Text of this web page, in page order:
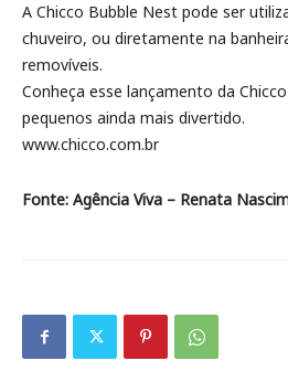
A Chicco Bubble Nest pode ser
chuveiro, ou diretamente na
removíveis.
Conheça esse lançamento da
pequenos ainda mais divertido.
www.chicco.com.br
Fonte: Agência Viva – Renata